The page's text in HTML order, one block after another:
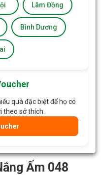
Ấm 048
Lâm Đồng
Bình Dương
quà đặc biệt để họ có
theo sở thích.